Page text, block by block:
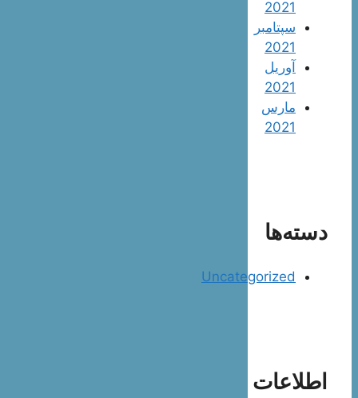
2021
سپتامبر
2021
آوریل
2021
مارس
2021
دسته‌ها
Uncategorized
اطلاعات